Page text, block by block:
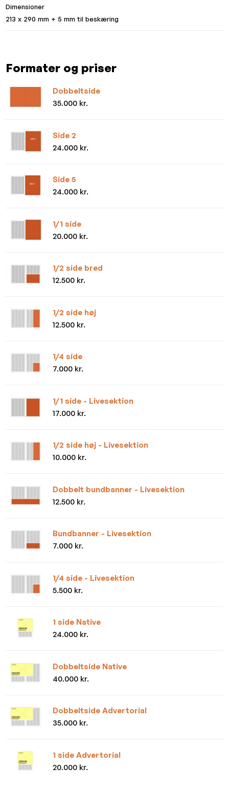
Dimensioner
213 x 290 mm + 5 mm til beskæring
Formater og priser
Dobbeltside
35.000 kr.
Side 2
24.000 kr.
Side 5
24.000 kr.
1/1 side
20.000 kr.
1/2 side bred
12.500 kr.
1/2 side høj
12.500 kr.
1/4 side
7.000 kr.
1/1 side - Livesektion
17.000 kr.
1/2 side høj - Livesektion
10.000 kr.
Dobbelt bundbanner - Livesektion
12.500 kr.
Bundbanner - Livesektion
7.000 kr.
1/4 side - Livesektion
5.500 kr.
1 side Native
24.000 kr.
Dobbeltside Native
40.000 kr.
Dobbeltside Advertorial
35.000 kr.
1 side Advertorial
20.000 kr.